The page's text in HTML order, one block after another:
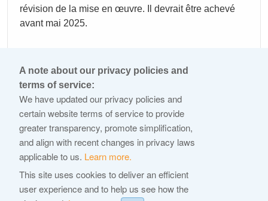
révision de la mise en œuvre. Il devrait être achevé
avant mai 2025.
© 2026 Internet Corporation For Assigned Names and
Numbers
ICANN.org
Privacy Policy
Terms of Service
Cookie Policy
A note about our privacy policies and
terms of service:
We have updated our privacy policies and
certain website terms of service to provide
greater transparency, promote simplification,
and align with recent changes in privacy laws
applicable to us. Learn more.
This site uses cookies to deliver an efficient
user experience and to help us see how the